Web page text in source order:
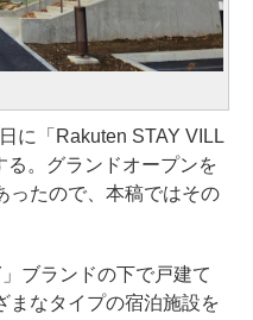
に「Rakuten STAY VILL
る。グランドオープンを
ったので、本稿ではその
ブランドの下で戸建て
まなタイプの宿泊施設を